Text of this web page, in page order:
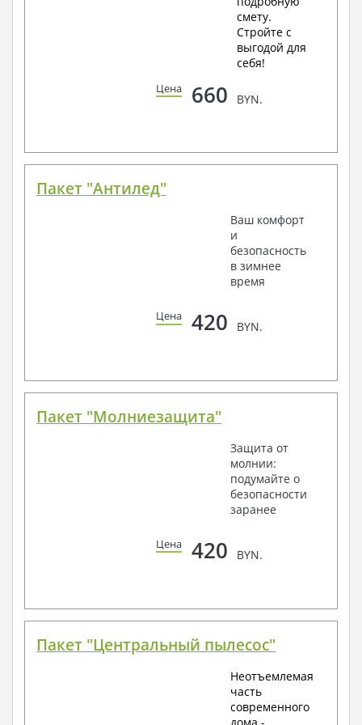
смету.
Стройте с
выгодой для
себя!
Цена 660 BYN.
Пакет "Антилед"
Ваш комфорт
и
безопасность
в зимнее
время
Цена 420 BYN.
Пакет "Молниезащита"
Защита от
молнии:
подумайте о
безопасности
заранее
Цена 420 BYN.
Пакет "Центральный пылесос"
Неотъемлемая
часть
современного
дома -